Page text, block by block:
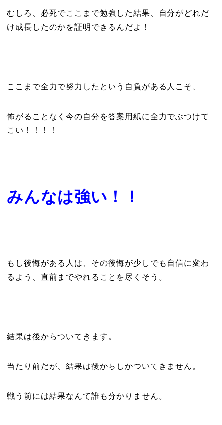
むしろ、必死でここまで勉強した結果、自分がどれだ
け成長したのかを証明できるんだよ！
ここまで全力で努力したという自負がある人こそ、
怖がることなく今の自分を答案用紙に全力でぶつけて
こい！！！！
みんなは強い！！
もし後悔がある人は、その後悔が少しでも自信に変わ
るよう、直前までやれることを尽くそう。
結果は後からついてきます。
当たり前だが、結果は後からしかついてきません。
戦う前には結果なんて誰も分かりません。